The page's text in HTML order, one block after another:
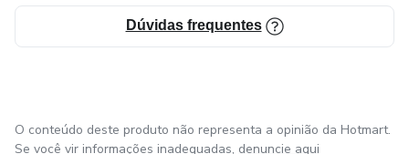
Dúvidas frequentes
O conteúdo deste produto não representa a opinião da Hotmart.
Se você vir informações inadequadas, denuncie aqui